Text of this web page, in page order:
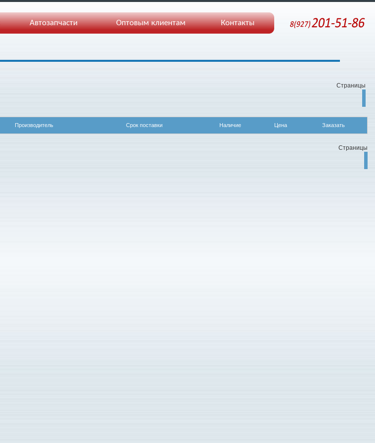
Автозапчасти Оптовым клиентам Контакты
Страницы
Производитель Срок поставки Наличие Цена Заказать
Страницы